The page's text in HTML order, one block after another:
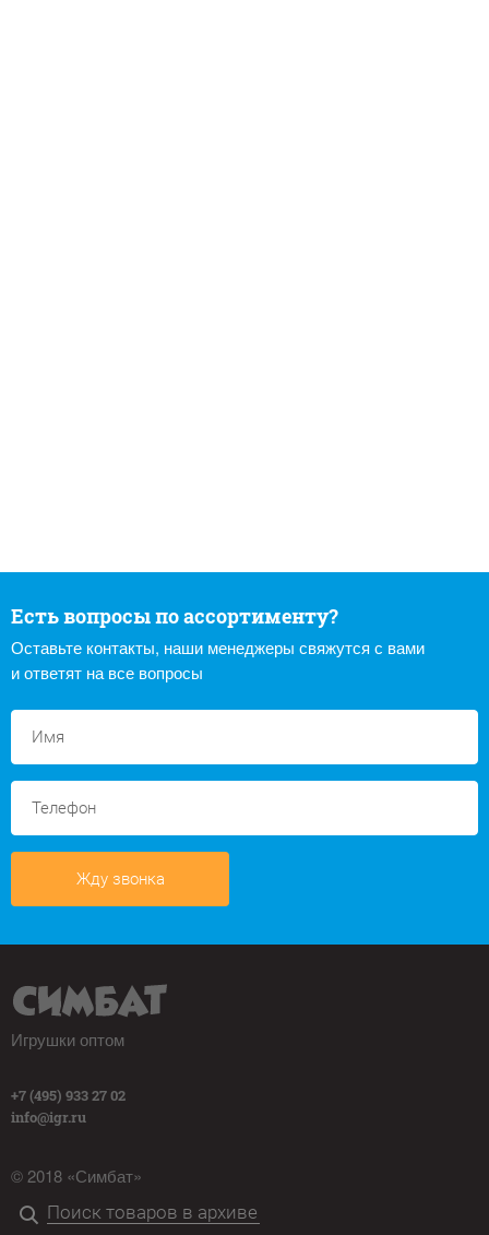
Есть вопросы по ассортименту?
Оставьте контакты, наши менеджеры свяжутся с вами
и ответят на все вопросы
Жду звонка
Игрушки оптом
+7 (495) 933 27 02
info@igr.ru
© 2018 «Симбат»